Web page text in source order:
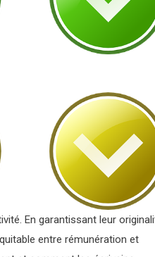
En garantissant leur
entre rémunération et